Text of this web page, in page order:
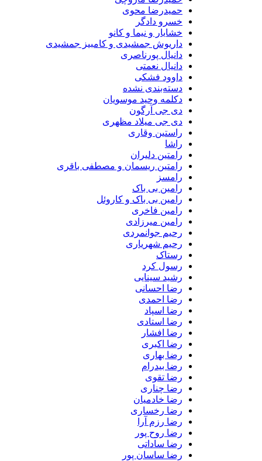
حمیدرضا محوی
خسرو دادگر
خشایار و نیما و کانو
داریوش جمشیدی و کامبیز جمشیدی
دانیال پورناصری
دانیال نعمتی
داوود فشکی
دسته‌بندی نشده
دکلمه وحید موسویان
دی جی آرگون
دی جی میلاد مظهری
راستین وقاری
رامتین دلیران
رامتین ریسمان و مصطفی باقری
رامین بی باک
رامین بی باک و کاروئل
رامین فاخری
رامین میرزادی
رحیم جوانمردی
رحیم شهریاری
رستاک
رسول کرد
رشید سینایی
رضا احسانی
رضا احمدی
رضا اسپاد
رضا استادی
رضا افشار
رضا اکبری
رضا بهاری
رضا بیدرام
رضا تقوی
رضا چناری
رضا خادمیان
رضا رخساری
رضا رزم آرا
رضا روح پور
رضا ساداتی
رضا ساسان پور